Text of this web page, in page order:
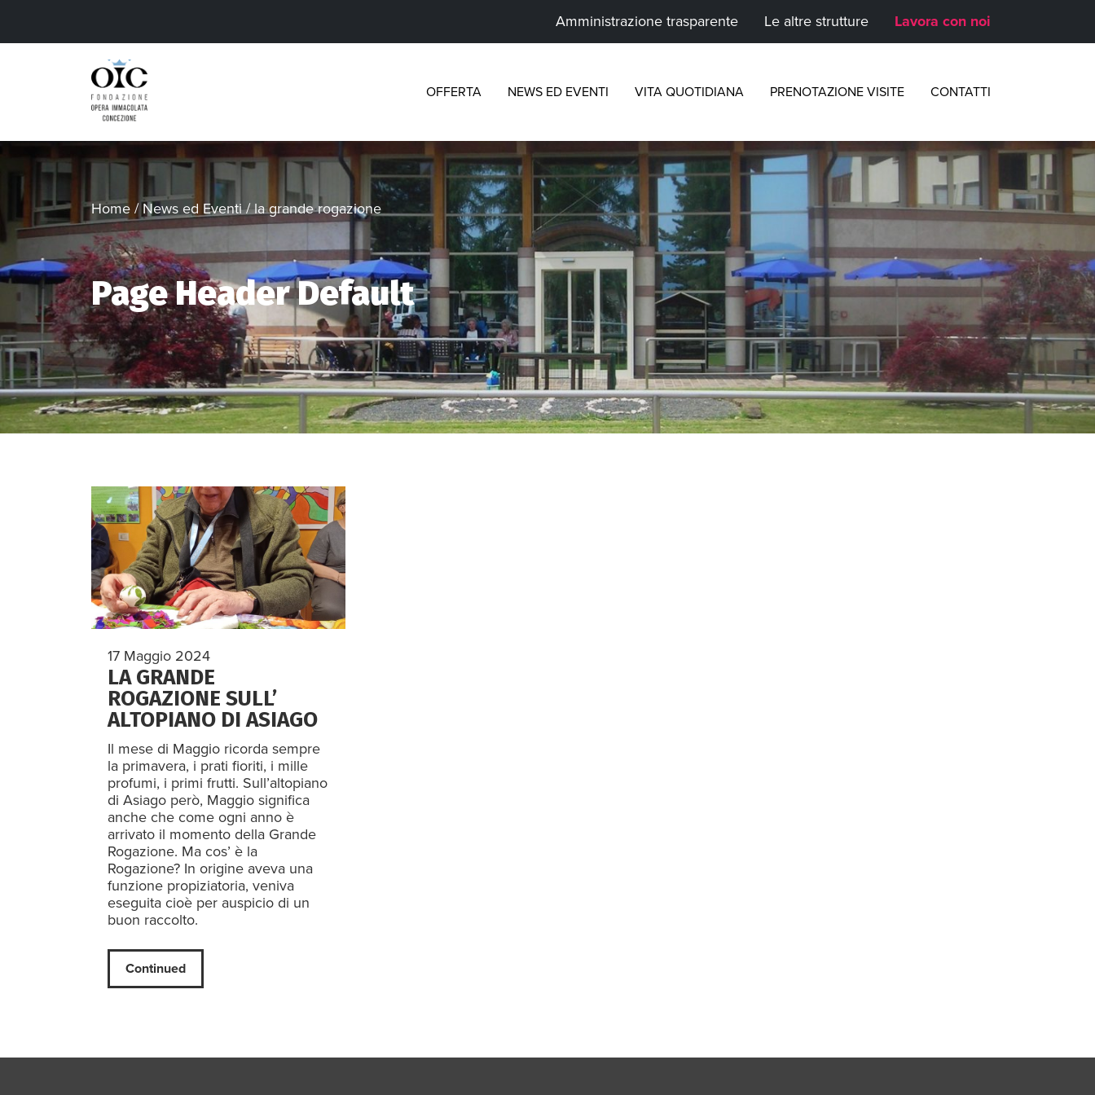
Amministrazione trasparente Le altre strutture Lavora con noi
OFFERTA NEWS ED EVENTI VITA QUOTIDIANA PRENOTAZIONE VISITE CONTATTI
Home / News ed Eventi/la grande rogazione
Page Header Default
17 Maggio 2024
LA GRANDE
ROGAZIONE SULL’
ALTOPIANO DI ASIAGO
Il mese di Maggio ricorda sempre
la primavera, i prati fioriti, i mille
profumi, i primi frutti. Sull’altopiano
di Asiago però, Maggio significa
anche che come ogni anno è
arrivato il momento della Grande
Rogazione. Ma cos’ è la
Rogazione? In origine aveva una
funzione propiziatoria, veniva
eseguita cioè per auspicio di un
buon raccolto.
Continued